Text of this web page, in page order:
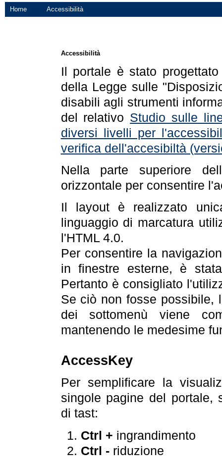
Home Accessibilità
Accessibilità
Il portale è stato
della Legge sulle
disabili agli strumenti
del relativo Studio sulle
diversi livelli per
verifica dell'accesibiltà
Nella parte superiore
orizzontale per consentire
Il layout è realizzato
linguaggio di marcatura
l'HTML 4.0.
Per consentire la
in finestre esterne, è
Pertanto è consigliato
Se ciò non fosse possibile,
dei sottomenù viene
mantenendo le medesime
AccessKey
Per semplificare la
singole pagine del portale,
di tast:
Ctrl + ingrandimento
Ctrl -riduzione